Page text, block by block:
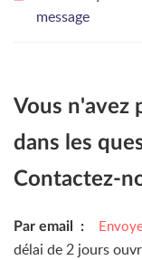
message
Vous n'avez
dans les
Contactez-
Par email :
délai de 2 jours